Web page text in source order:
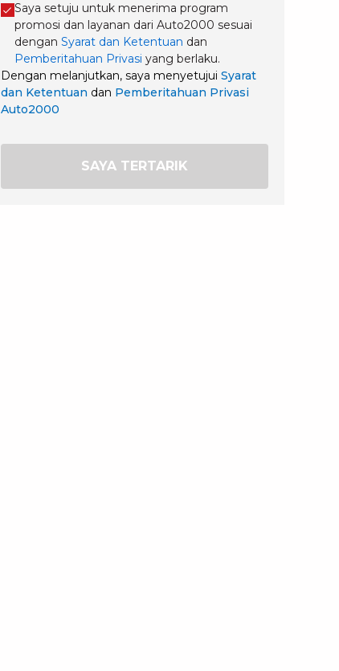
Saya setuju untuk menerima program
promosi dan layanan dari Auto2000 sesuai
dengan Syarat dan Ketentuan dan
Pemberitahuan Privasi yang berlaku.
Dengan melanjutkan, saya menyetujui Syarat
dan Ketentuan dan Pemberitahuan Privasi
Auto2000
SAYA TERTARIK